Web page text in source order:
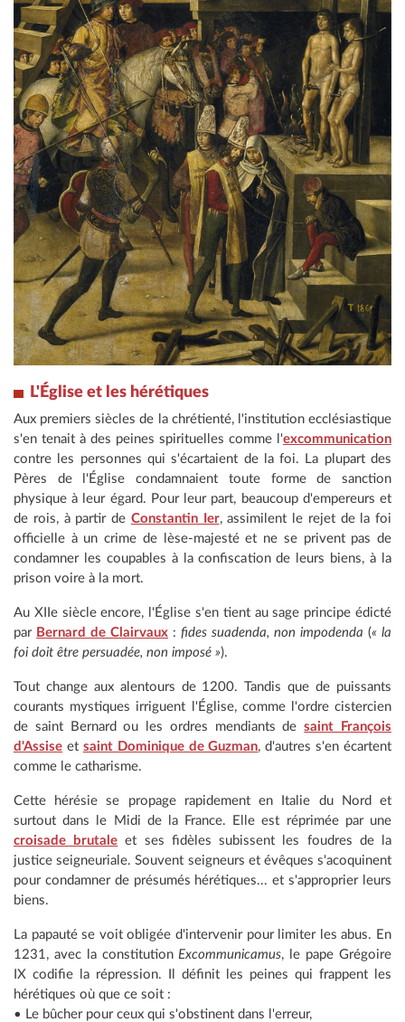
L'Église et les hérétiques
Aux premiers siècles de la chrétienté, l'institution ecclésiastique
s'en tenait à des peines spirituelles comme l'excommunication
contre les personnes qui s'écartaient de la foi. La plupart des
Pères de l'Église condamnaient toute forme de sanction
physique à leur égard. Pour leur part, beaucoup d'empereurs et
de rois, à partir de Constantin Ier, assimilent le rejet de la foi
officielle à un crime de lèse-majesté et ne se privent pas de
condamner les coupables à la confiscation de leurs biens, à la
prison voire à la mort.
Au XIIe siècle encore, l'Église s'en tient au sage principe édicté
par Bernard de Clairvaux : fides suadenda, non impodenda (« la
foi doit être persuadée, non imposé »).
Tout change aux alentours de 1200. Tandis que de puissants
courants mystiques irriguent l'Église, comme l'ordre cistercien
de saint Bernard ou les ordres mendiants desaint François
d'Assise et saint Dominique de Guzman, d'autres s'en écartent
comme le catharisme.
Cette hérésie se propage rapidement en Italie du Nord et
surtout dans le Midi de la France. Elle est réprimée par une
croisade brutale et ses fidèles subissent les foudres de la
justice seigneuriale. Souvent seigneurs et évêques s'acoquinent
pour condamner de présumés hérétiques... et s'approprier leurs
biens.
La papauté se voit obligée d'intervenir pour limiter les abus. En
1231, avec la constitution Excommunicamus, le pape Grégoire
IX codifie la répression. Il définit les peines qui frappent les
hérétiques où que ce soit :
• Le bûcher pour ceux qui s'obstinent dans l'erreur,